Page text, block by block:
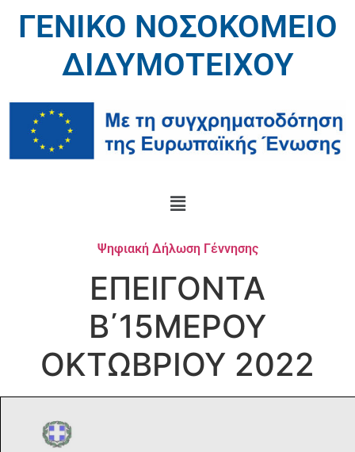
ΓΕΝΙΚΟ ΝΟΣΟΚΟΜΕΙΟ
ΔΙΔΥΜΟΤΕΙΧΟΥ
Ψηφιακή Δήλωση Γέννησης
ΕΠΕΙΓΟΝΤΑ
B΄15ΜΕΡΟΥ
ΟΚΤΩΒΡΙΟΥ 2022